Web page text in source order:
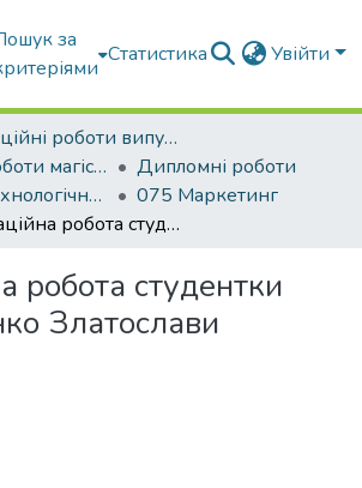
за
Статистика Увійти
Атестаційні роботи випускників
Атестаційні роботи магістрів
Дипломні роботи
Будівельно-технологічний факультет
075 Маркетинг
Атестаційна робота студентки Мельниченко Златослави Олегівни
робота студентки
Златослави